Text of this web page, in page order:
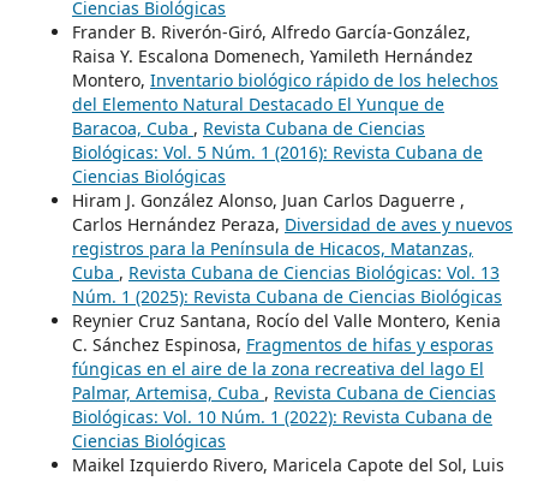
Ciencias Biológicas
Frander B. Riverón-Giró, Alfredo García-González,
Raisa Y. Escalona Domenech, Yamileth Hernández
Montero, Inventario biológico rápido de los helechos
del Elemento Natural Destacado El Yunque de
Baracoa, Cuba , Revista Cubana de Ciencias
Biológicas: Vol. 5 Núm. 1 (2016): Revista Cubana de
Ciencias Biológicas
Hiram J. González Alonso, Juan Carlos Daguerre ,
Carlos Hernández Peraza, Diversidad de aves y nuevos
registros para la Península de Hicacos, Matanzas,
Cuba , Revista Cubana de Ciencias Biológicas: Vol. 13
Núm. 1 (2025): Revista Cubana de Ciencias Biológicas
Reynier Cruz Santana, Rocío del Valle Montero, Kenia
C. Sánchez Espinosa, Fragmentos de hifas y esporas
fúngicas en el aire de la zona recreativa del lago El
Palmar, Artemisa, Cuba , Revista Cubana de Ciencias
Biológicas: Vol. 10 Núm. 1 (2022): Revista Cubana de
Ciencias Biológicas
Maikel Izquierdo Rivero, Maricela Capote del Sol, Luis